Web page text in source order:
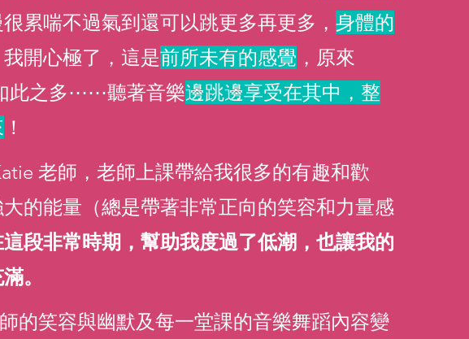
很累喘不過氣到還可以跳更多再更多， 身體的
我開心極了，這是前所未有的感覺 ，原來
此之多⋯⋯聽著音樂邊跳邊享受在其中，整
！
老師，老師上課帶給我很多的有趣和歡
的能量（總是帶著非常正向的笑容和力量感
段非常時期，幫助我度過了低潮，也讓我的
。
的笑容與幽默及每一堂課的音樂舞蹈內容變